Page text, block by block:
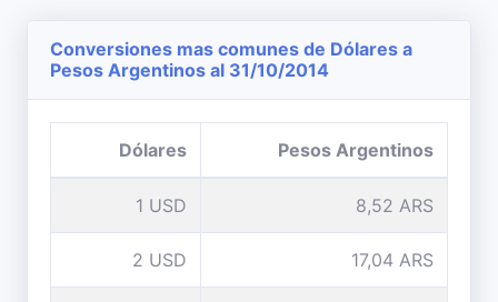
Conversiones mas comunes de Dólares a
Pesos Argentinos al 31/10/2014
Dólares Pesos Argentinos
1 USD 8,52 ARS
2 USD 17,04 ARS